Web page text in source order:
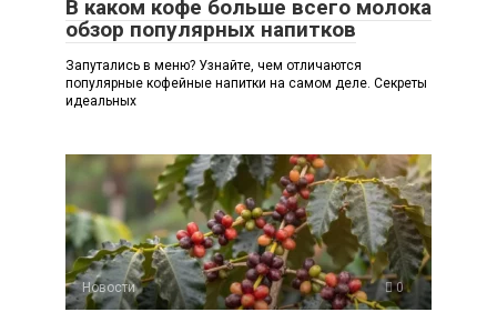
В каком кофе больше всего молока
обзор популярных напитков
Запутались в меню? Узнайте, чем отличаются
популярные кофейные напитки на самом деле. Секреты
идеальных
Новости 0